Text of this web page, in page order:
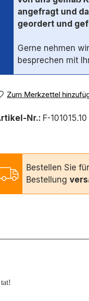
angefragt und
geordert und
Gerne nehmen
besprechen mit
Zum Merkzettel
Nr.: F-101015.10
Bestellen Sie
Bestellung